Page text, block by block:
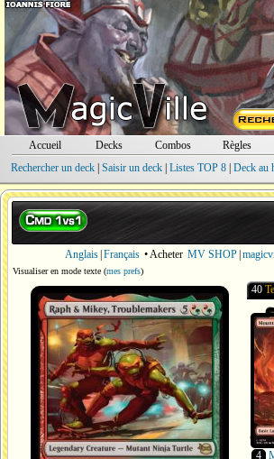
Accueil Decks Combos Règles
Rechercher un deck| Saisir un deck| Listes TOP 8| Deck au
Anglais Français • Acheter MV SHOP
Visualiser en mode texte (mes prefs)
40
4